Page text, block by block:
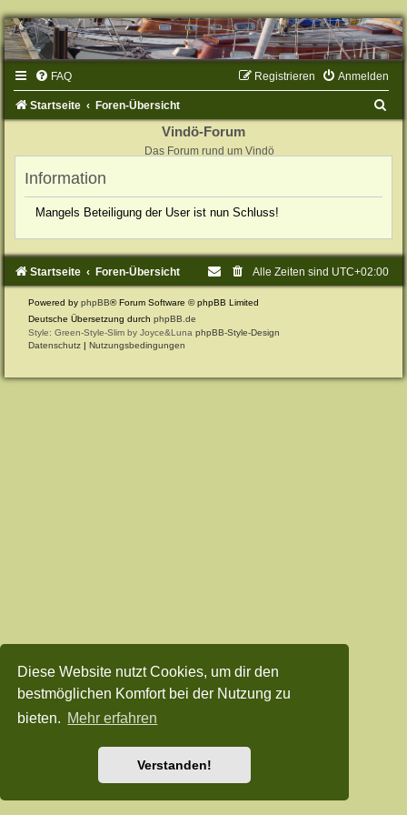
Diese Website nutzt Cookies, um dir den
bestmöglichen Komfort bei der Nutzung zu
bieten. Mehr erfahren
Verstanden!
FAQ Anmelden
Registrieren
Startseite Foren-Übersicht
Vindö-Forum
Das Forum rund um Vindö
Information
Mangels Beteiligung der User ist nun Schluss!
Startseite Foren-Übersicht Alle Zeiten sind UTC+02:00
Powered by phpBB® Forum Software © phpBB Limited
Deutsche Übersetzung durch phpBB.de
Style: Green-Style-Slim by Joyce&Luna phpBB-Style-Design
Datenschutz | Nutzungsbedingungen